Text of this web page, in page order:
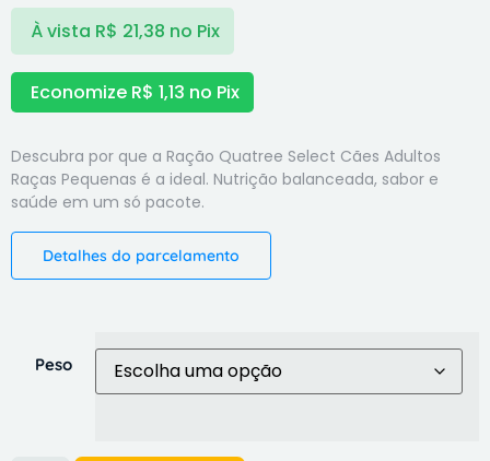
À vista R$ 21,38 no Pix
Economize R$ 1,13 no Pix
Descubra por que a Ração Quatree Select Cães Adultos
Raças Pequenas é a ideal. Nutrição balanceada, sabor e
saúde em um só pacote.
Detalhes do parcelamento
Peso